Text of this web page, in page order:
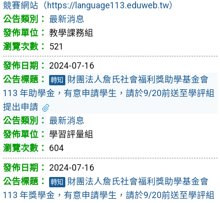
競賽網站（https://language113.eduweb.tw）
最新消息
教學課務組
521
2024-07-16
轉知
財團法人詹氏社會福利獎助學基金會
113 年助學金，有意申請學生，請於9/20前送至學評組
提出申請
最新消息
學習評量組
604
2024-07-16
轉知
財團法人詹氏社會福利獎助學基金會
113 年獎學金，有意申請學生，請於9/20前送至學評組